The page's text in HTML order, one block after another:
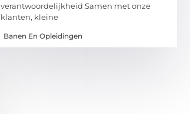
verantwoordelijkheid Samen met onze
klanten, kleine
Banen En Opleidingen